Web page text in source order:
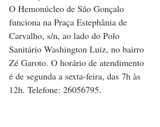
O Hemonúcleo de São Gonçalo
funciona na Praça Estephânia de
Carvalho, s/n, ao lado do Polo
Sanitário Washington Luiz, no bairro
Zé Garoto. O horário de atendimento
é de segunda a sexta-feira, das 7h às
12h. Telefone: 26056795.